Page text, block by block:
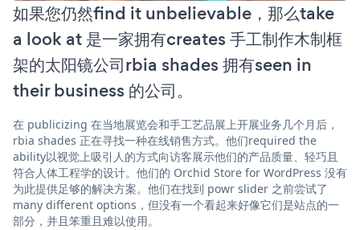
如果您仍然find it unbelievable，那么take
a look at 是一家拥有creates 手工制作木制框
架的太阳镜公司rbia shades 拥有seen in
their business 的公司。
在 publicizing 在当地展览会和手工艺品展上开展业务几个月后，
rbia shades 正在寻找一种在线销售方式。他们required the
ability以视觉上吸引人的方式向访客展示他们的产品质量、轻巧且
符合人体工程学的设计。他们的 Orchid Store for WordPress 没有
为此提供足够的解决方案。他们在找到 powr slider 之前尝试了
many different options，但没有一个看起来好像它们是站点的一
部分，并且笨重且难以使用。